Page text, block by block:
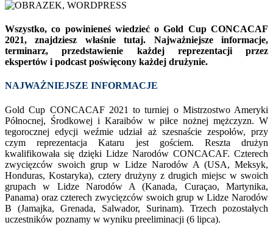
Wszystko, co powinieneś wiedzieć o Gold Cup CONCACAF
2021, znajdziesz właśnie tutaj. Najważniejsze informacje,
terminarz, przedstawienie każdej reprezentacji przez
ekspertów i podcast poświęcony każdej drużynie.
NAJWAŻNIEJSZE INFORMACJE
Gold Cup CONCACAF 2021 to turniej o Mistrzostwo Ameryki
Północnej, Środkowej i Karaibów w piłce nożnej mężczyzn. W
tegorocznej edycji weźmie udział aż szesnaście zespołów, przy
czym reprezentacja Kataru jest gościem. Reszta drużyn
kwalifikowała się dzięki Lidze Narodów CONCACAF. Czterech
zwycięzców swoich grup w Lidze Narodów A (USA, Meksyk,
Honduras, Kostaryka), cztery drużyny z drugich miejsc w swoich
grupach w Lidze Narodów A (Kanada, Curaçao, Martynika,
Panama) oraz czterech zwycięzców swoich grup w Lidze Narodów
B (Jamajka, Grenada, Salwador, Surinam). Trzech pozostałych
uczestników poznamy w wyniku preeliminacji (6 lipca).